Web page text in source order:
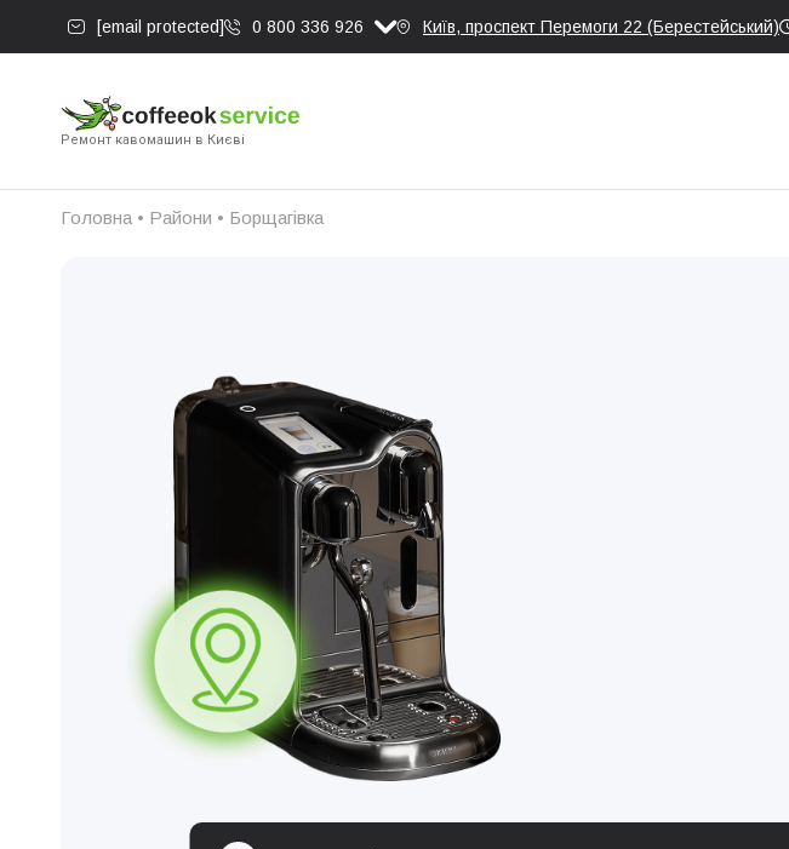
[email protected] 0 800 336 926 Київ, проспект Перемоги 22 (Берестейський)
Ремонт кавомашин в Києві
Головна • Райони • Борщагівка